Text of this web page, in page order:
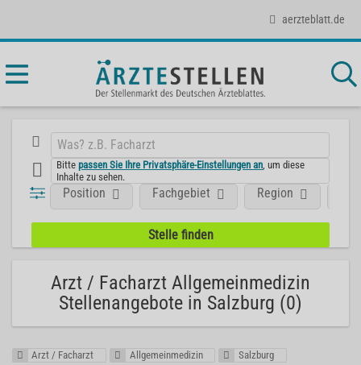
aerzteblatt.de
Bittepassen Sie Ihre Privatsphäre-Einstellungen an , um diese
Inhalte zu sehen.
Position Fachgebiet Region
Arzt / Facharzt Allgemeinmedizin
Stellenangebote in Salzburg (0)
Arzt / Facharzt Allgemeinmedizin
Salzburg